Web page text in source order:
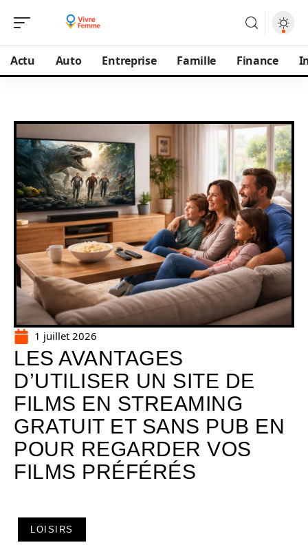
Actu Auto Entreprise Famille Finance
1 juillet 2026
LES AVANTAGES
D’UTILISER UN SITE DE
FILMS EN STREAMING
GRATUIT ET SANS PUB EN
POUR REGARDER VOS
FILMS PRÉFÉRÉS
LOISIRS